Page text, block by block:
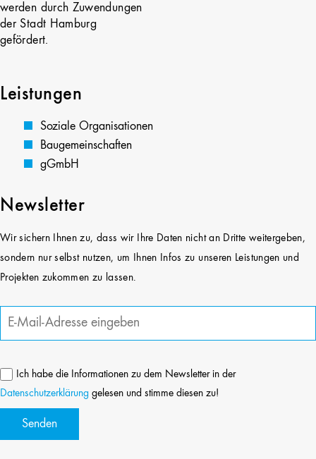
werden durch Zuwendungen
der Stadt Hamburg
gefördert.
Leistungen
Soziale Organisationen
Baugemeinschaften
gGmbH
Newsletter
Wir sichern Ihnen zu, dass wir Ihre Daten nicht an Dritte weitergeben,
sondern nur selbst nutzen, um Ihnen Infos zu unseren Leistungen und
Projekten zukommen zu lassen.
Ich habe die Informationen zu dem Newsletter in der
Datenschutzerklärung gelesen und stimme diesen zu!